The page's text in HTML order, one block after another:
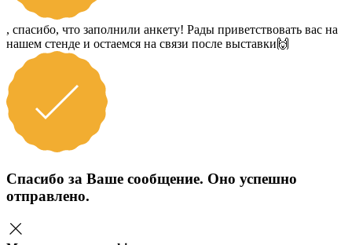
, спасибо, что заполнили анкету! Рады приветствовать вас на
нашем стенде и остаемся на связи после выставки🙌
Спасибо за Ваше сообщение. Оно успешно
отправлено.